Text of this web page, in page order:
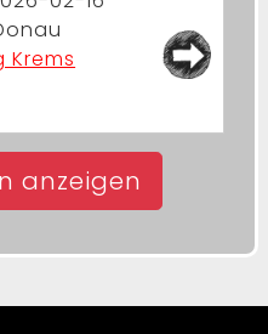
Krems
anzeigen